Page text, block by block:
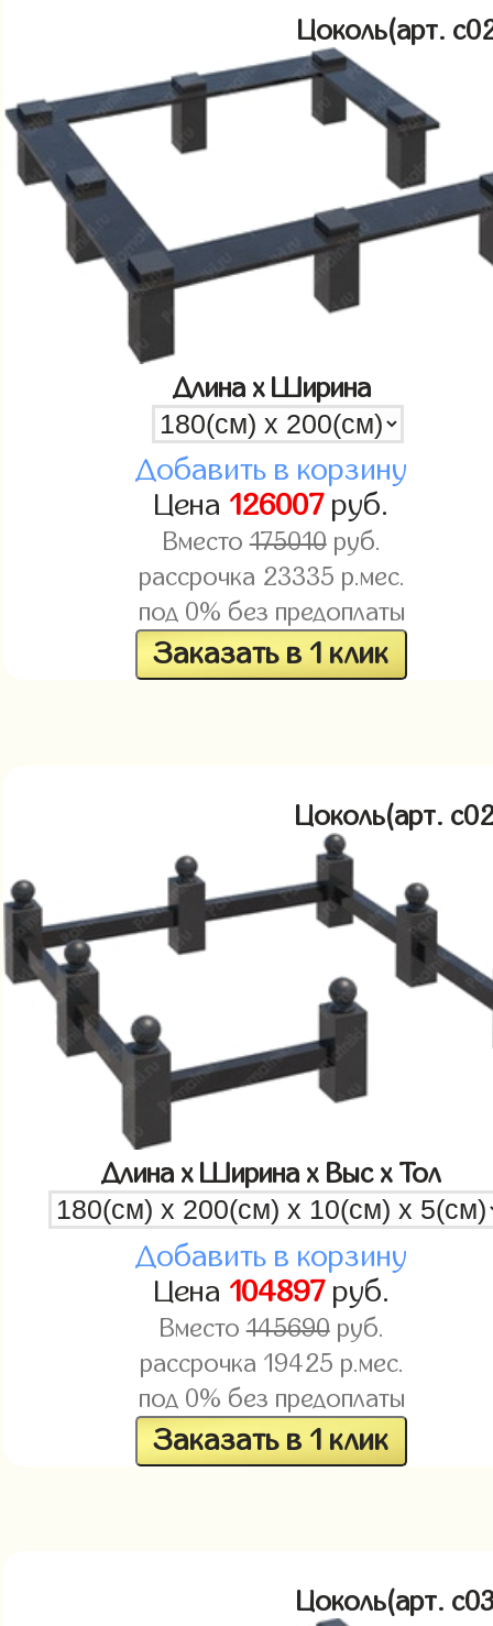
Цоколь(арт.
Длина x Ширина
Добавить в корзину
Цена 126007руб.
Вместо175010руб.
рассрочка 23335 р.мес.
под 0% без предоплаты
Заказать в 1 клик
Цоколь(арт.
Длина x Ширина x Выс x Тол
Добавить в корзину
Цена 104897руб.
Вместо145690руб.
рассрочка 19425 р.мес.
под 0% без предоплаты
Заказать в 1 клик
Цоколь(арт.